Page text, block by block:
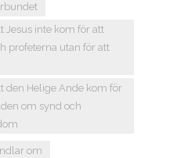
Jesus inte kom för att
profeterna utan för att
den Helige Ande kom för
om synd och
om